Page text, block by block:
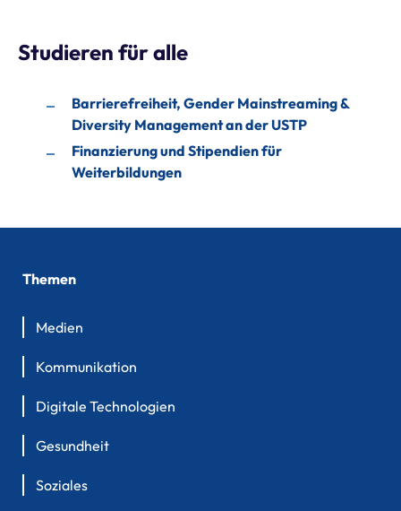
Studieren für alle
Barrierefreiheit, Gender Mainstreaming &
Diversity Management an der USTP
Finanzierung und Stipendien für
Weiterbildungen
Themen
Medien
Kommunikation
Digitale Technologien
Gesundheit
Soziales